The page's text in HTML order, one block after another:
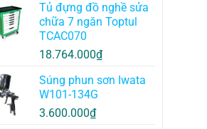
Tủ đựng đồ nghề sửa
chữa 7 ngăn Toptul
TCAC070
18.764.000₫
Súng phun sơn Iwata
W101-134G
3.600.000₫